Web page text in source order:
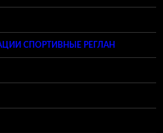
СПОРТИВНЫЕ РЕГЛАН